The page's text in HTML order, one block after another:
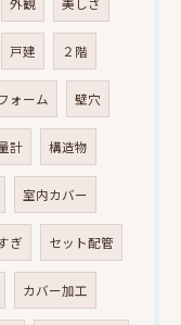
戸建 ２階
ォーム 壁穴
計 構造物
室内カバー
ぎ セット配管
カバー加工